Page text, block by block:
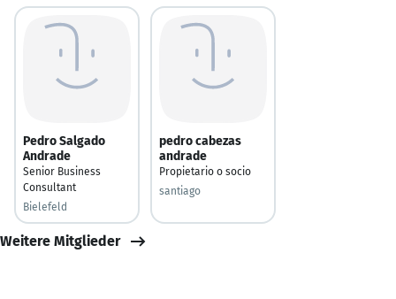
Pedro Salgado
Andrade
Senior Business
Consultant
Bielefeld
pedro cabezas
andrade
Propietario o socio
santiago
Weitere Mitglieder